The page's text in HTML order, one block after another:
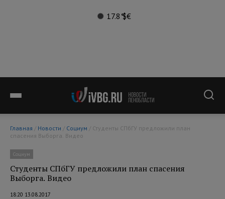
17.8°$€
Главная / Новости / Социум
спасения Выборга. Видео
Социум
Студенты СПбГУ предложили план спасения
Выборга. Видео
18:20 13.08.2017